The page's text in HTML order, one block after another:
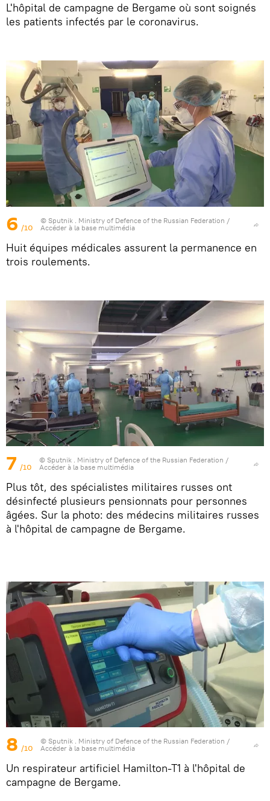
L'hôpital de campagne de Bergame où sont soignés
les patients infectés par le coronavirus.
6 /10
© Sputnik . Ministry of Defence of the Russian Federation /
Accéder à la base multimédia
Huit équipes médicales assurent la permanence en
trois roulements.
7 /10
© Sputnik . Ministry of Defence of the Russian Federation /
Accéder à la base multimédia
Plus tôt, des spécialistes militaires russes ont
désinfecté plusieurs pensionnats pour personnes
âgées. Sur la photo: des médecins militaires russes
à l'hôpital de campagne de Bergame.
8 /10
© Sputnik . Ministry of Defence of the Russian Federation /
Accéder à la base multimédia
Un respirateur artificiel Hamilton-T1 à l'hôpital de
campagne de Bergame.